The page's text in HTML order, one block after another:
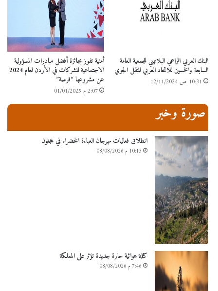
البنك العربي الراعي البلاتيني للجمعية العامة
السابعة والخمسين للاتحاد العربي للنقل الجوي
10:31 ص 12/11/2024
أمنية تفوز بجائزة أفضل مبادرات المسؤولية
الاجتماعية للشركات في الأردن لعام 2024
عن مشروعها “فرصة”
2:07 م 01/01/2025
صورة وخبر
انطلاق فعاليات مهرجان العباءة الخضراء في عجلون
10:13 م 08/08/2026
كتلة هوائية حارة جديدة تؤثر على المملكة
7:46 م 08/08/2026